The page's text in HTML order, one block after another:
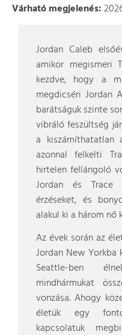
Várható megjelenés:
Jordan Caleb
amikor megismeri
kezdve, hogy a
megdicséri Jordan
barátságuk szinte
vibráló feszültség
a kiszámíthatatlan
azonnal felkelti
hirtelen fellángoló
Jordan és Trace
érzéseket, és
alakul ki a három nő
Az évek során az
Jordan New Yorkba
Seattle-ben
mindhármukat
vonzása. Ahogy
életük egy
kapcsolatuk